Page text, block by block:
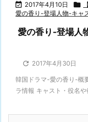
 2017年4月10日 
愛の香り-登場人物-キャ
愛の香り-登場人
 2017年4月30日
韓国ドラマ-愛の香り-概
ラ情報 キャスト・役名や